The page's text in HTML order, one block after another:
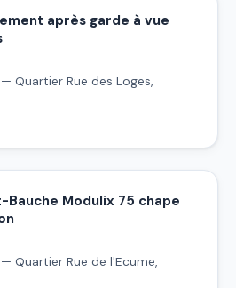
après garde à vue
Quartier Rue des Loges,
Modulix 75 chape
Quartier Rue de l'Ecume,